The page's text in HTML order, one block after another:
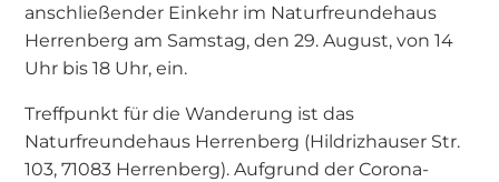
anschließender Einkehr im Naturfreundehaus
Herrenberg am Samstag, den 29. August, von 14
Uhr bis 18 Uhr, ein.
Treffpunkt für die Wanderung ist das
Naturfreundehaus Herrenberg (Hildrizhauser Str.
103, 71083 Herrenberg). Aufgrund der Corona-